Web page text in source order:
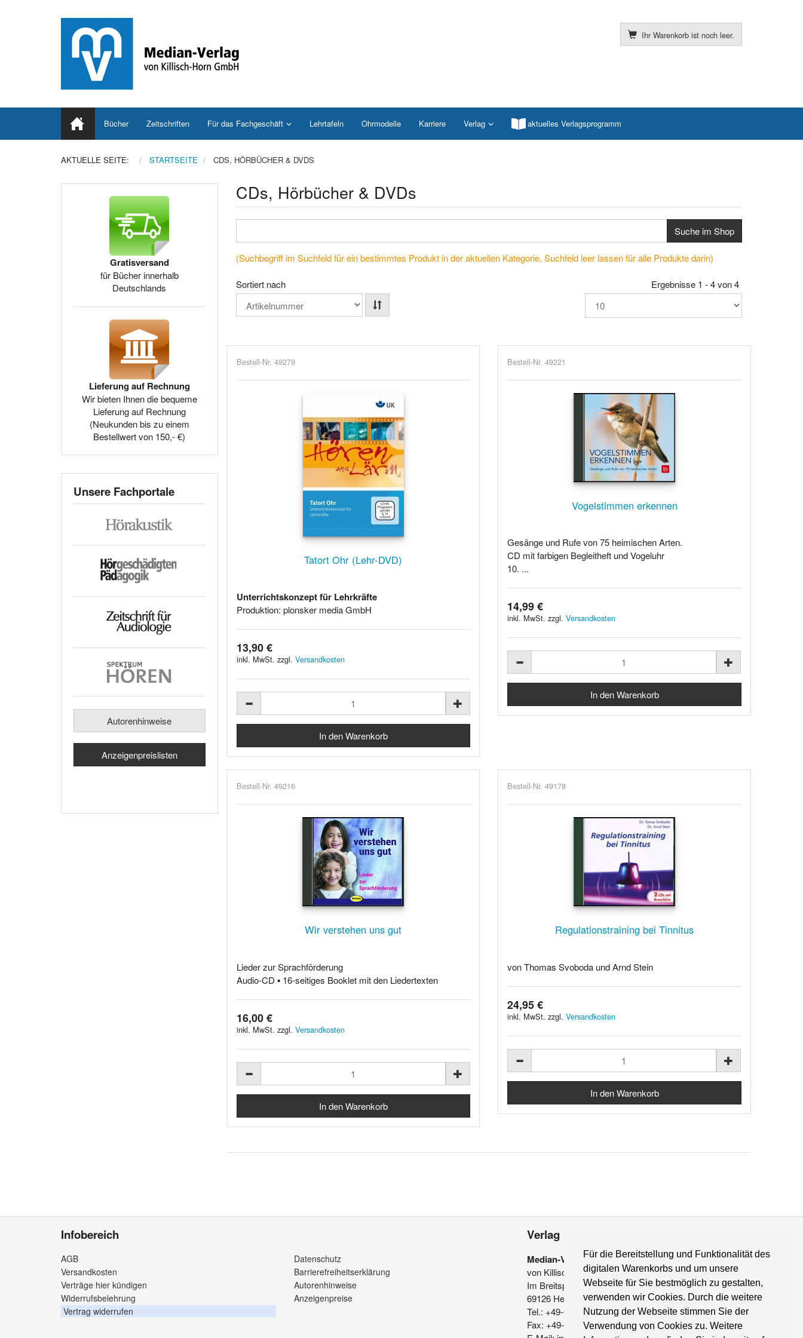
Für die Bereitstellung und Funktionalität des
digitalen Warenkorbs und um unsere
Webseite für Sie bestmöglich zu gestalten,
verwenden wir Cookies. Durch die weitere
Nutzung der Webseite stimmen Sie der
Verwendung von Cookies zu. Weitere
Ihr Warenkorb ist noch leer.
Bücher Zeitschriften Für das Fachgeschäft Lehrtafeln Ohrmodelle Karriere Verlag aktuelles Verlagsprogramm
AKTUELLE SEITE: STARTSEITE CDS, HÖRBÜCHER & DVDS
CDs, Hörbücher & DVDs
Suche im Shop
(Suchbegriff im Suchfeld für ein bestimmtes Produkt in der aktuellen Kategorie, Suchfeld leer lassen für alle Produkte darin)
Sortiert nach Ergebnisse 1 - 4 von 4
Bestell-Nr. 49279
Tatort Ohr (Lehr-DVD)
Unterrichtskonzept für Lehrkräfte
Produktion: plonsker media GmbH
13,90 €
inkl. MwSt. zzgl. Versandkosten
Bestell-Nr. 49221
Vogelstimmen erkennen
Gesänge und Rufe von 75 heimischen Arten.
CD mit farbigen Begleitheft und Vogeluhr
10. ...
14,99 €
inkl. MwSt. zzgl.Versandkosten
Bestell-Nr. 49216
Wir verstehen uns gut
Lieder zur Sprachförderung
Audio-CD ▪ 16-seitiges Booklet mit den Liedertexten
16,00 €
inkl. MwSt. zzgl. Versandkosten
Bestell-Nr. 49178
Regulationstraining bei Tinnitus
von Thomas Svoboda und Arnd Stein
24,95 €
inkl. MwSt. zzgl.Versandkosten
Gratisversand
für Bücher innerhalb
Deutschlands
Lieferung auf Rechnung
Wir bieten Ihnen die bequeme
Lieferung auf Rechnung
(Neukunden bis zu einem
Bestellwert von 150,- €)
Unsere Fachportale
Autorenhinweise
Anzeigenpreislisten
Infobereich
AGB
Versandkosten
Verträge hier kündigen
Widerrufsbelehrung
Vertrag widerrufen
Datenschutz
Barrierefreiheitserklärung
Autorenhinweise
Anzeigenpreise
Verlag
Median-Verlag
von Killisch-Horn GmbH
Im Breitspiel 11 a
69126 Heidelberg
Tel.: +49-6221-90 509-0
Fax: +49-6221-90 509-20